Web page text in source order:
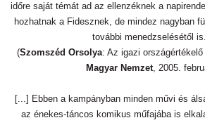
időre saját témát ad az ellenzéknek a
hozhatnak a Fidesznek, de mindez nagyban
további menedzselésétől
(Szomszéd Orsolya: Az igazi
Magyar Nemzet, 2005.
[...] Ebben a kampányban minden művi és
az énekes-táncos komikus műfajába is